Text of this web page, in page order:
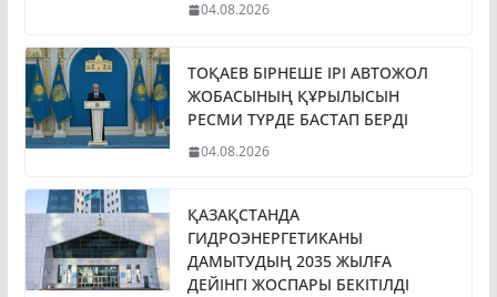
04.08.2026
ТОҚАЕВ БІРНЕШЕ ІРІ АВТОЖОЛ
ЖОБАСЫНЫҢ ҚҰРЫЛЫСЫН
РЕСМИ ТҮРДЕ БАСТАП БЕРДІ
04.08.2026
ҚАЗАҚСТАНДА
ГИДРОЭНЕРГЕТИКАНЫ
ДАМЫТУДЫҢ 2035 ЖЫЛҒА
ДЕЙІНГІ ЖОСПАРЫ БЕКІТІЛДІ